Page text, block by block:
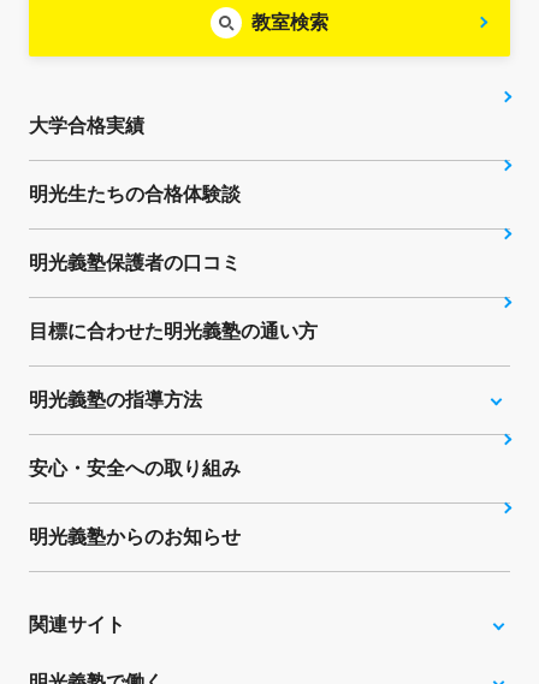
教室検索
大学合格実績
明光生たちの合格体験談
明光義塾保護者の口コミ
目標に合わせた明光義塾の通い方
明光義塾の指導方法
安心・安全への取り組み
明光義塾からのお知らせ
関連サイト